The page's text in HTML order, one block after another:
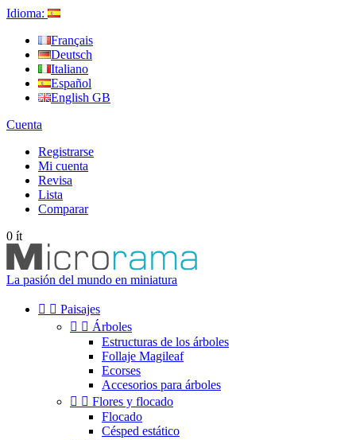
Idioma:
Français
Deutsch
Italiano
Español
English GB
Cuenta
Registrarse
Mi cuenta
Revisa
Lista
Comparar
0 ít
La pasión del mundo en miniatura
  Paisajes
  Árboles
Estructuras de los árboles
Follaje Magileaf
Ecorses
Accesorios para árboles
  Flores y flocado
Flocado
Césped estático